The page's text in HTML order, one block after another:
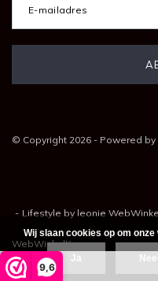
9,6
© Copyright 2026 - Powered by
- Lifestyle by leonie
WebWinkelKeur
Wij slaan cookies op om
Ja Nee